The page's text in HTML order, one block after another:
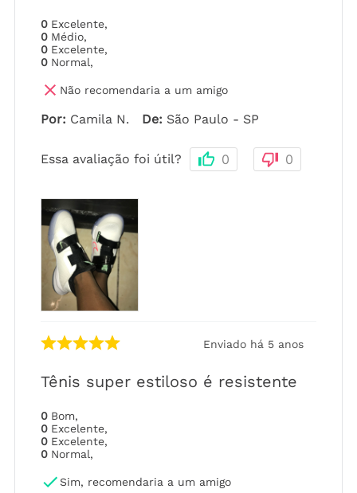
0 Excelente,
0 Médio,
0 Excelente,
0 Normal,
Não recomendaria a um amigo
Por: Camila N. De: São Paulo - SP
Essa avaliação foi útil? 0 0
Enviado há 5 anos
Tênis super estiloso é resistente
0 Bom,
0 Excelente,
0 Excelente,
0 Normal,
Sim, recomendaria a um amigo